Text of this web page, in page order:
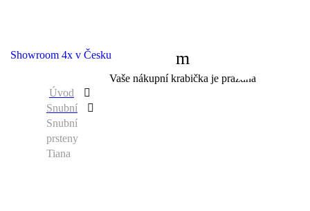
Vaše nákupní krabička je prázdná
Showroom 4x v Česku
Úvod
Snubní
Snubní
prsteny
Tiana